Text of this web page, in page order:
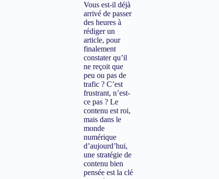
Vous est-il déjà
arrivé de passer
des heures à
rédiger un
article, pour
finalement
constater qu’il
ne reçoit que
peu ou pas de
trafic ? C’est
frustrant, n’est-
ce pas ? Le
contenu est roi,
mais dans le
monde
numérique
d’aujourd’hui,
une stratégie de
contenu bien
pensée est la clé